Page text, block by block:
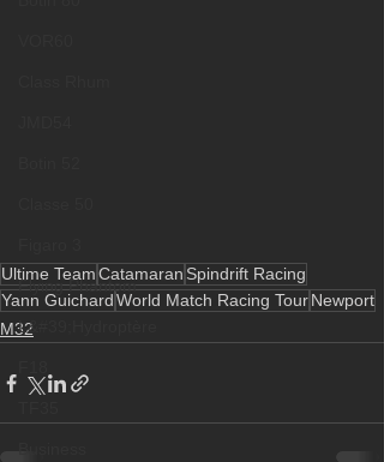
Flying Phantom
L&#39;Hydroptère
Ultime TeamCatamaran Spindrift Racing
Yann GuichardWorld Match Racing TourNewport
M32